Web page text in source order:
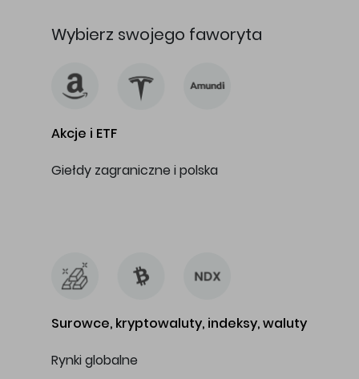
Wybierz swojego faworyta
Akcje i ETF
Giełdy zagraniczne i polska
Surowce, kryptowaluty, indeksy, waluty
Rynki globalne